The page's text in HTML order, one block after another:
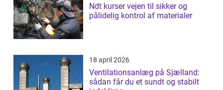
Ndt kurser vejen til sikker og
pålidelig kontrol af materialer
18 april 2026
Ventilationsanlæg på Sjælland:
sådan får du et sundt og stabilt